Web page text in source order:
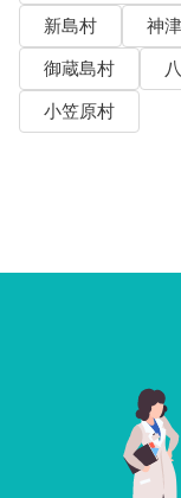
新島村
神
御蔵島村
小笠原村